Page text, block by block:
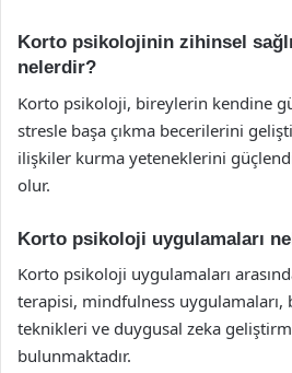
Korto psikolojinin zihinsel
nelerdir?
Korto psikoloji, bireylerin kendine
stresle başa çıkma becerilerini
ilişkiler kurma yeteneklerini
olur.
Korto psikoloji uygulamaları
Korto psikoloji uygulamaları
terapisi, mindfulness uygulamaları,
teknikleri ve duygusal zeka
bulunmaktadır.